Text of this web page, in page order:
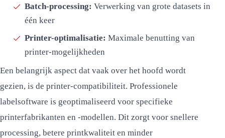
Batch-processing: Verwerking van grote datasets in
één keer
Printer-optimalisatie: Maximale benutting van
printer-mogelijkheden
Een belangrijk aspect dat vaak over het hoofd wordt
gezien, is de printer-compatibiliteit. Professionele
labelsoftware is geoptimaliseerd voor specifieke
printerfabrikanten en -modellen. Dit zorgt voor snellere
processing, betere printkwaliteit en minder